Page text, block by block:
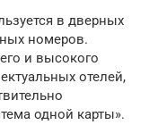
в дверных
номеров.
и высокого
отелей,
одной карты».